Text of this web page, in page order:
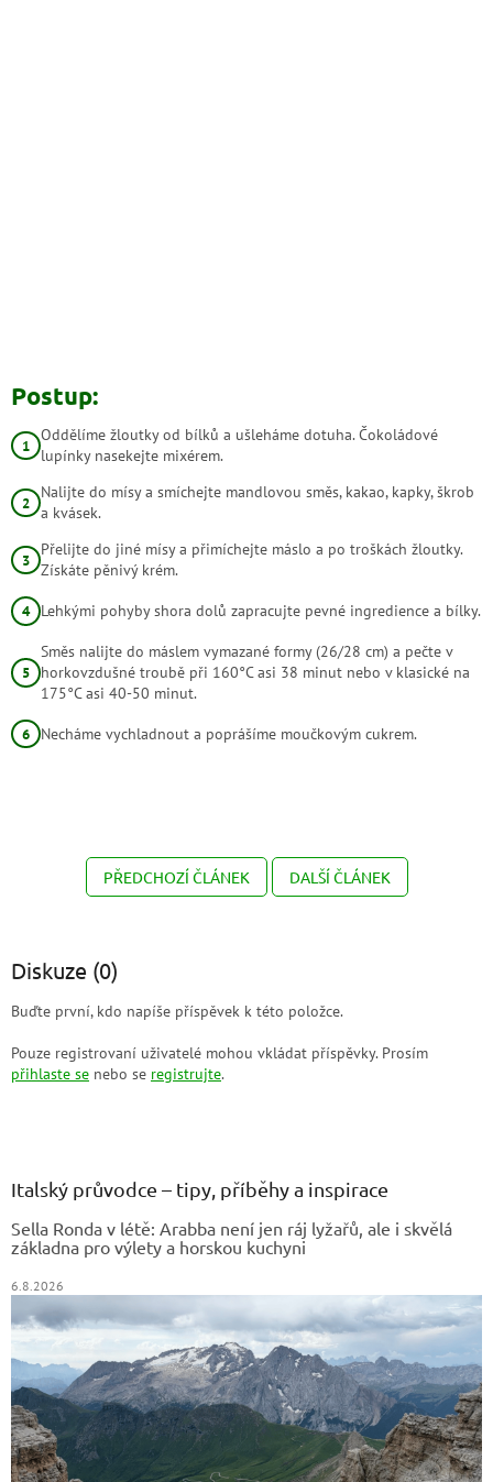
Postup:
Oddělíme žloutky od bílků a ušleháme dotuha. Čokoládové
lupínky nasekejte mixérem.
Nalijte do mísy a smíchejte mandlovou směs, kakao, kapky, škrob
a kvásek.
Přelijte do jiné mísy a přimíchejte máslo a po troškách žloutky.
Získáte pěnivý krém.
Lehkými pohyby shora dolů zapracujte pevné ingredience a bílky.
Směs nalijte do máslem vymazané formy (26/28 cm) a pečte v
horkovzdušné troubě při 160°C asi 38 minut nebo v klasické na
175°C asi 40-50 minut.
Necháme vychladnout a poprášíme moučkovým cukrem.
PŘEDCHOZÍ ČLÁNEK DALŠÍ ČLÁNEK
Diskuze (0)
Buďte první, kdo napíše příspěvek k této položce.
Pouze registrovaní uživatelé mohou vkládat příspěvky. Prosím
přihlaste se nebo se registrujte.
Italský průvodce – tipy, příběhy a inspirace
Sella Ronda v létě: Arabba není jen ráj lyžařů, ale i skvělá
základna pro výlety a horskou kuchyni
6.8.2026